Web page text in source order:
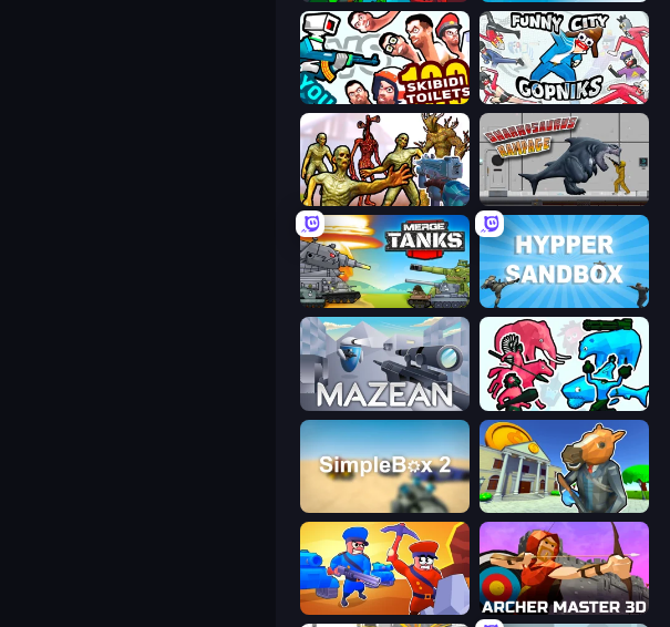
You vs 100 Skibidi Toilets Funny City: Gopniks
Monster Shooter Apocalypse Sharkosaurus Rampage
Merge Master Tanks: Tank Wars Hypper Sandbox
Mazean Funny Battle Simulator 2
Bank Robbery 3
Craft and Battle Archer Master 3D: Castle Defense